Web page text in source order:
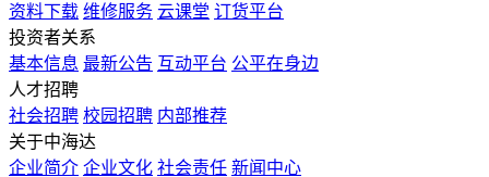
资料下载 维修服务 云课堂 订货平台
投资者关系
基本信息 最新公告 互动平台 公平在身边
人才招聘
社会招聘 校园招聘 内部推荐
关于中海达
企业简介 企业文化 社会责任 新闻中心